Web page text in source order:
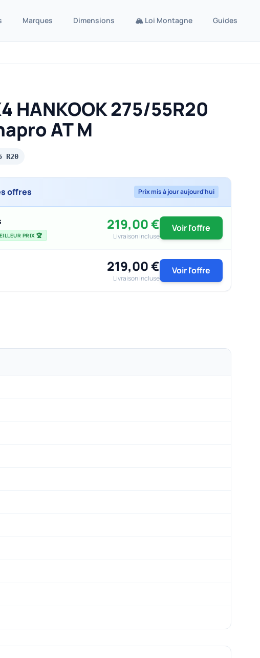
Marques Dimensions 🏔️ Loi Montagne Guides
HANKOOK 275/55R20
AT M
R20
offres Prix mis à jour aujourd'hui
PRIX 🏆
219,00 €
Livraison incluse
Voir l'offre
219,00 €
Livraison incluse
Voir l'offre